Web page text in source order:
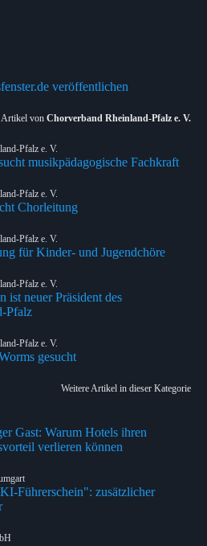
veröffentlichen
Artikel von Chorverband Rheinland-Pfalz e. V.
Pfalz e. V.
musikpädagogische Fachkraft
Pfalz e. V.
Chorleitung
Pfalz e. V.
für Kinder- und Jugendchöre
Pfalz e. V.
ist neuer Präsident des
Pfalz
Pfalz e. V.
gesucht
Weitere Artikel in dieser Kategorie
Gast: Warum Hotels ihren
verlieren können
Führerschein": zusätzlicher